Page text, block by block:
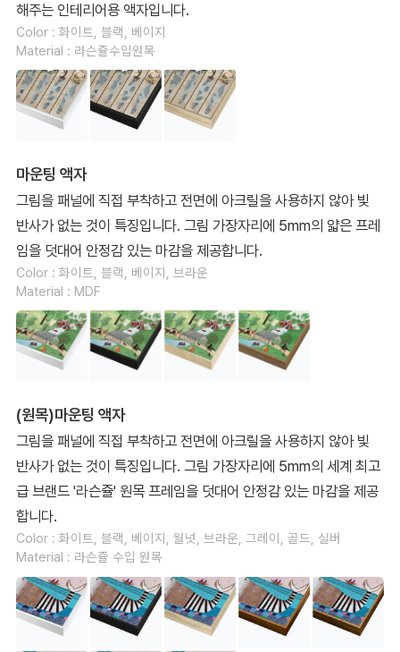
해주는 인테리어용 액자입니다.
Color : 화이트, 블랙, 베이지
Material : 라슨쥴수입원목
마운팅 액자
그림을 패널에 직접 부착하고 전면에 아크릴을 사용하지 않아 빛
반사가 없는 것이 특징입니다. 그림 가장자리에 5mm의 얇은 프레
임을 덧대어 안정감 있는 마감을 제공합니다.
Color : 화이트, 블랙, 베이지, 브라운
Material : MDF
(원목)마운팅 액자
그림을 패널에 직접 부착하고 전면에 아크릴을 사용하지 않아 빛
반사가 없는 것이 특징입니다. 그림 가장자리에 5mm의 세계 최고
급 브랜드 '라슨쥴' 원목 프레임을 덧대어 안정감 있는 마감을 제공
합니다.
Color : 화이트, 블랙, 베이지, 월넛, 브라운, 그레이, 골드, 실버
Material : 라슨쥴 수입 원목